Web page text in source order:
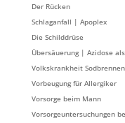
Der Rücken
Schlaganfall | Apoplex
Die Schilddrüse
Übersäuerung | Azidose
Volkskrankheit Sodbrennen
Vorbeugung für Allergiker
Vorsorge beim Mann
Vorsorgeuntersuchungen